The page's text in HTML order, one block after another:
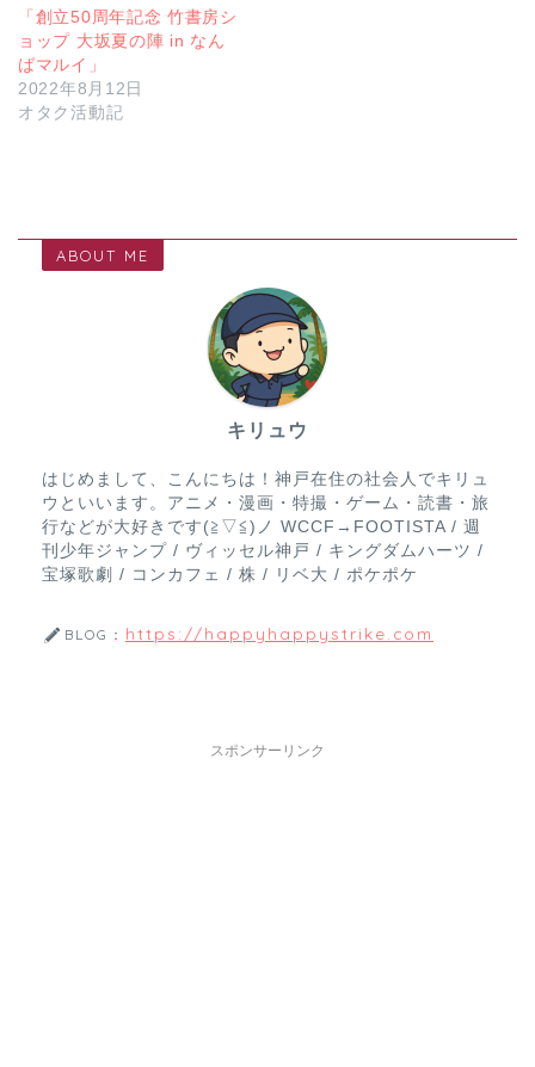
「創立50周年記念 竹書房シ
ョップ 大坂夏の陣 in なん
ばマルイ」
2022年8月12日
オタク活動記
ABOUT ME
キリュウ
はじめまして、こんにちは！神戸在住の社会人でキリュ
ウといいます。アニメ・漫画・特撮・ゲーム・読書・旅
行などが大好きです(≧▽≦)ノ WCCF→FOOTISTA / 週
刊少年ジャンプ / ヴィッセル神戸 / キングダムハーツ /
宝塚歌劇 / コンカフェ / 株 / リベ大 / ポケポケ
BLOG： https://happyhappystrike.com
スポンサーリンク